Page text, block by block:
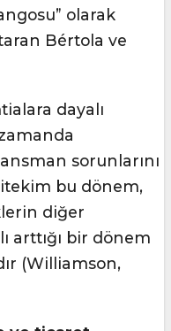
olarak
Bértola ve
dayalı
sorunlarını
bu dönem,
diğer
arttığı bir dönem
(Williamson,